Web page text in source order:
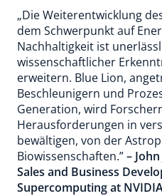
„Die Weiterentwicklung
dem Schwerpunkt auf
Nachhaltigkeit ist
wissenschaftlicher
erweitern. Blue Lion,
Beschleunigern und
Generation, wird
Herausforderungen in
bewältigen, von der
Biowissenschaften.”–
Sales and Business
Supercomputing at